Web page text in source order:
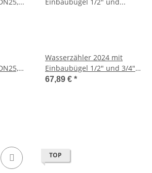
Wasserzähler 2024 mit
Einbaubügel 1/2" und 3/4"
Anschluss im Set
67,89 € *
TOP